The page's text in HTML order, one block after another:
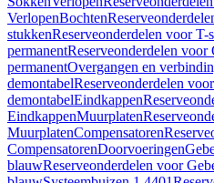
VerlopenBochten
stukkenReserveonderdelen voor T-
permanentReserveonderdelen voor
permanentOvergangen en
demontabelReserveonderdelen
demontabelEindkappen
EindkappenMuurplaten
MuurplatenCompensatoren
CompensatorenDoorvoeringen
blauwReserveonderdelen voor